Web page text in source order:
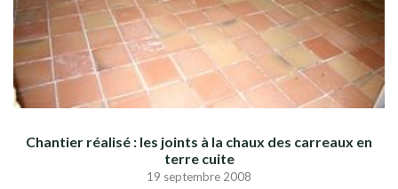
Chantier réalisé : les joints à la chaux des carreaux en
terre cuite
19 septembre 2008